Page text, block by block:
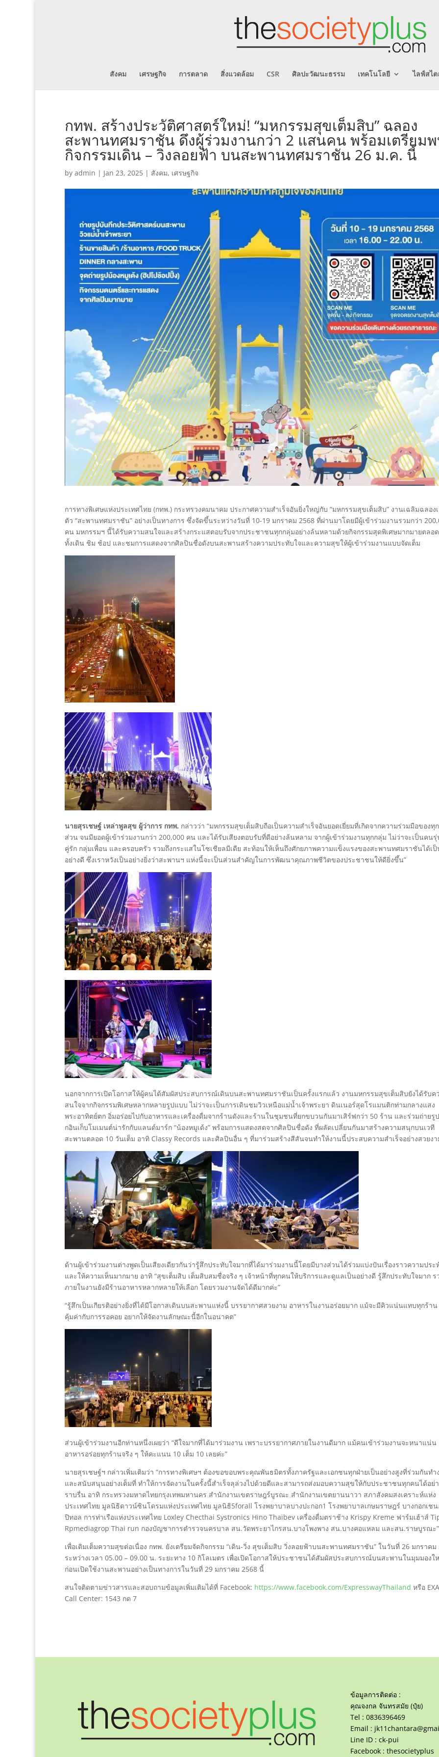
สังคม เศรษฐกิจ การตลาด สิ่งแวดล้อม CSR ศิลปะวัฒนะธรรม เทคโนโลยี ไลฟ์สไต
กทพ. สร้างประวัติศาสตร์ใหม่! “มหกรรมสุขเต็มสิบ” ฉลอง
สะพานทศมราชัน ดึงผู้ร่วมงานกว่า 2 แสนคน พร้อมเตรียม
กิจกรรมเดิน – วิ่งลอยฟ้า บนสะพานทศมราชัน 26 ม.ค. นี้
by admin | Jan 23, 2025 | สังคม, เศรษฐกิจ
การทางพิเศษแห่งประเทศไทย (กทพ.) กระทรวงคมนาคม ประกาศความสำเร็จอันยิ่งใหญ่กับ “มหกรรมสุขเต็มสิบ” งานเฉลิมฉลอง
ตัว “สะพานทศมราชัน” อย่างเป็นทางการ ซึ่งจัดขึ้นระหว่างวันที่ 10-19 มกราคม 2568 ที่ผ่านมาโดยมีผู้เข้าร่วมงานรวมกว่า
คน มหกรรมฯ นี้ได้รับความสนใจและสร้างกระแสตอบรับจากประชาชนทุกกลุ่มอย่างล้นหลามด้วยกิจกรรมสุดพิเศษมากมายตลอ
ทั้งเดิน ชิม ช้อป และชมการแสดงจากศิลปินชื่อดังบนสะพานสร้างความประทับใจและความสุขให้ผู้เข้าร่วมงานแบบจัดเต็ม
นายสุรเชษฐ์ เหล่าพูลสุข ผู้ว่าการ กทพ. กล่าวว่า “มหกรรมสุขเต็มสิบถือเป็นความสำเร็จอันยอดเยี่ยมที่เกิดจากความร่วมมือของทุ
ส่วน จนมียอดผู้เข้าร่วมงานกว่า 200,000 คน และได้รับเสียงตอบรับที่ดีอย่างล้นหลาม จากผู้เข้าร่วมงานทุกกลุ่ม ไม่ว่าจะเป็นคน
คู่รัก กลุ่มเพื่อน และครอบครัว รวมถึงกระแสในโซเชียลมีเดีย สะท้อนให้เห็นถึงศักยภาพความแข็งแรงของสะพานทศมราชันได้เ
อย่างดี ซึ่งเราหวังเป็นอย่างยิ่งว่าสะพานฯ แห่งนี้จะเป็นส่วนสำคัญในการพัฒนาคุณภาพชีวิตของประชาชนให้ดียิ่งขึ้น”
นอกจากการเปิดโอกาสให้ผู้คนได้สัมผัสประสบการณ์เดินบนสะพานทศมราชันเป็นครั้งแรกแล้ว งานมหกรรมสุขเต็มสิบยังได้รับค
สนใจจากกิจกรรมพิเศษหลากหลายรูปแบบ ไม่ว่าจะเป็นการเดินชมวิวเหนือแม่น้ำเจ้าพระยา ดินเนอร์สุดโรแมนติกท่ามกลางแสง
พระอาทิตย์ตก อิ่มอร่อยไปกับอาหารและเครื่องดื่มจากร้านดังและร้านในชุมชนที่ยกขบวนกันมาเสิร์ฟกว่า 50 ร้าน และร่วมถ่ายรู
กอินเก็บโมเมนต์น่ารักกับแลนด์มาร์ก “น้องหมูเด้ง” พร้อมการแสดงสดจากศิลปินชื่อดัง ที่ผลัดเปลี่ยนกันมาสร้างความสนุกบนเวที
สะพานตลอด 10 วันเต็ม อาทิ Classy Records และศิลปินอื่น ๆ ที่มาร่วมสร้างสีสันจนทำให้งานนี้ประสบความสำเร็จอย่างสวยง
ด้านผู้เข้าร่วมงานต่างพูดเป็นเสียงเดียวกันว่ารู้สึกประทับใจมากที่ได้มาร่วมงานนี้โดยมีบางส่วนได้ร่วมแบ่งปันเรื่องราวความประ
และให้ความเห็นมากมาย อาทิ “สุขเต็มสิบ เต็มสิบสมชื่อจริง ๆ เจ้าหน้าที่ทุกคนให้บริการและดูแลเป็นอย่างดี รู้สึกประทับใจมาก ร
ภายในงานยังมีร้านอาหารหลากหลายให้เลือก โดยรวมงานจัดได้ดีมากค่ะ”
“รู้สึกเป็นเกียรติอย่างยิ่งที่ได้มีโอกาสเดินบนสะพานแห่งนี้ บรรยากาศสวยงาม อาหารในงานอร่อยมาก แม้จะมีคิวแน่นแทบทุกร้า
คุ้มค่ากับการรอคอย อยากให้จัดงานลักษณะนี้อีกในอนาคต”
ส่วนผู้เข้าร่วมงานอีกท่านหนึ่งเผยว่า “ดีใจมากที่ได้มาร่วมงาน เพราะบรรยากาศภายในงานดีมาก แม้คนเข้าร่วมงานจะหนาแน่น
อาหารอร่อยทุกร้านจริง ๆ ให้คะแนน 10 เต็ม 10 เลยค่ะ”
นายสุรเชษฐ์ฯ กล่าวเพิ่มเติมว่า “การทางพิเศษฯ ต้องขอขอบพระคุณพันธมิตรทั้งภาครัฐและเอกชนทุกฝ่ายเป็นอย่างสูงที่ร่วมกันทำ
และสนับสนุนอย่างเต็มที่ ทำให้การจัดงานในครั้งนี้สำเร็จลุล่วงไปด้วยดีและสามารถส่งมอบความสุขให้กับประชาชนทุกคนได้อย่
ราบรื่น อาทิ กระทรวงมหาดไทยกรุงเทพมหานคร สำนักงานเขตราษฎร์บูรณะ สำนักงานเขตยานนาวา สภาสังคมสงเคราะห์แห่ง
ประเทศไทย มูลนิธิดาวน์ซินโดรมแห่งประเทศไทย มูลนิธิ5forall โรงพยาบาลบางปะกอก1 โรงพยาบาลเกษมราษฎร์ บางกอกเช
ปิทอล การท่าเรือแห่งประเทศไทย Loxley Checthai Systronics Hino Thaibev เครื่องดื่มตราช้าง Krispy Kreme ฟาร์มเฮ้าส์
Rpmediagrop Thai run กองบัญชาการตำรวจนครบาล สน.วัดพระยาไกรสน.บางโพงพาง สน.บางคอแหลม และสน.ราษบูรณะ”
เพื่อเติมเต็มความสุขต่อเนื่อง กทพ. ยังเตรียมจัดกิจกรรม “เดิน-วิ่ง สุขเต็มสิบ วิ่งลอยฟ้าบนสะพานทศมราชัน” ในวันที่ 26 มกราคม
ระหว่างเวลา 05.00 – 09.00 น. ระยะทาง 10 กิโลเมตร เพื่อเปิดโอกาสให้ประชาชนได้สัมผัสประสบการณ์บนสะพานในมุมมองใ
ก่อนเปิดใช้งานสะพานอย่างเป็นทางการในวันที่ 29 มกราคม 2568 นี้
สนใจติดตามข่าวสารและสอบถามข้อมูลเพิ่มเติมได้ที่ Facebook: https://www.facebook.com/ExpresswayThailand หรือ
Call Center: 1543 กด 7
ข้อมูลการติดต่อ :
คุณจงกล จันทรสมัย (ปุ๋ย)
Tel : 0836396469
Email :
Line ID : ck-pui
Facebook : thesocietyplus